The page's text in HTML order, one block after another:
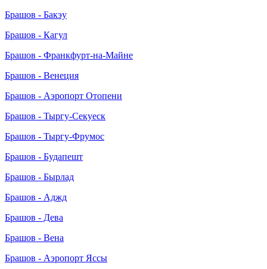
Брашов - Бакэу
Брашов - Кагул
Брашов - Франкфурт-на-Майне
Брашов - Венеция
Брашов - Аэропорт Отопени
Брашов - Тыргу-Секуеск
Брашов - Тыргу-Фрумос
Брашов - Будапешт
Брашов - Бырлад
Брашов - Аджд
Брашов - Дева
Брашов - Вена
Брашов - Аэропорт Яссы